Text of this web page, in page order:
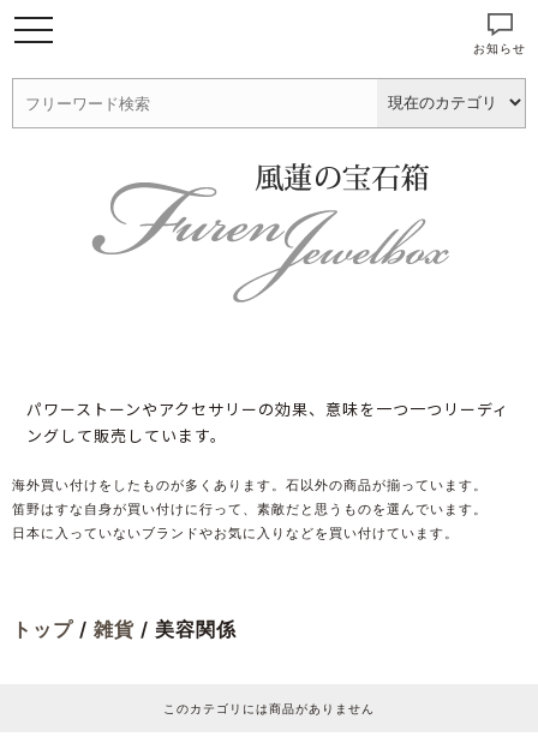
パワーストーンやアクセサリーの効果、意味を一つ一つリーディ
ングして販売しています。
お知らせ
海外買い付けをしたものが多くあります。石以外の商品が揃っています。
笛野はすな自身が買い付けに行って、素敵だと思うものを選んでいます。
日本に入っていないブランドやお気に入りなどを買い付けています。
トップ / 雑貨 / 美容関係
このカテゴリには商品がありません